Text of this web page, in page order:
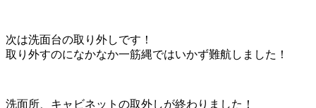
次は洗面台の取り外しです！
取り外すのになかなか一筋縄ではいかず難航しました！
洗面所、キャビネットの取外しが終わりました！